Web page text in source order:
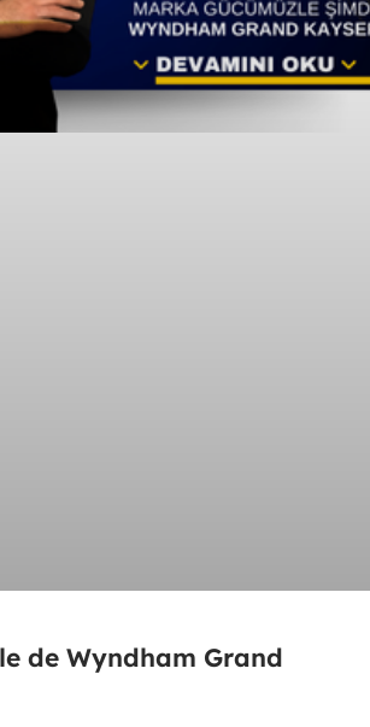
de Wyndham Grand